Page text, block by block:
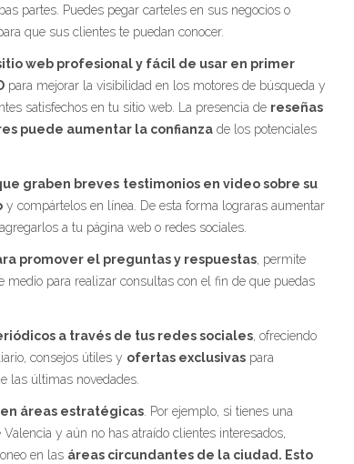
partes. Puedes pegar carteles en sus negocios o
que sus clientes te puedan conocer.
web profesional y fácil de usar en primer
para mejorar la visibilidad en los motores de búsqueda y
satisfechos en tu sitio web. La presencia de reseñas
puede aumentar la confianza de los potenciales
graben breves testimonios en video sobre su
y compártelos en línea. De esta forma lograras aumentar
a tu página web o redes sociales.
promover el preguntas y respuestas, permite
medio para realizar consultas con el fin de que puedas
a través de tus redes sociales , ofreciendo
consejos útiles y ofertas exclusivas para
las últimas novedades.
áreas estratégicas. Por ejemplo, si tienes una
y aún no has atraído clientes interesados,
en las áreas circundantes de la ciudad. Esto